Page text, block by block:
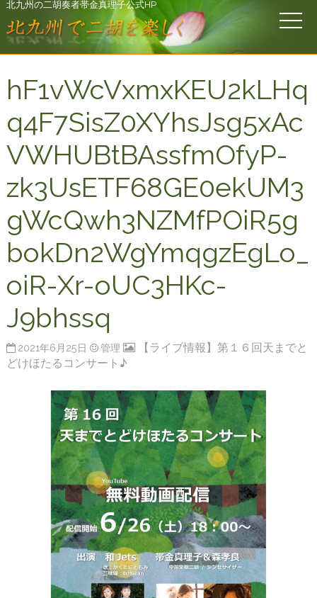
北九州の二胡奏者帯金真理子公式HP
hF1vWcVxmxKEU2kLHq
q4F7SisZ0XYhsJsg5xAc
VWHUBtBAssfmOfyP-
zk3UsETF68GE0ekUM3
gWcQwh3NZMfPOiR5g
bokDn2WgYmqgzEgLo_
oiR-Xr-oUC3HKc-
J9bhssq
2021年6月25日 管理
【ライブ情報】第１６回天までと
どけほたるコンサート♪